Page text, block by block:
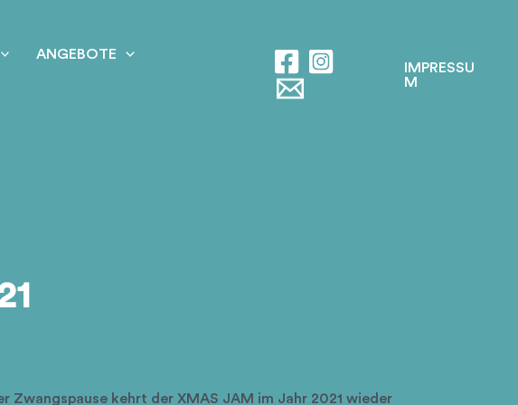
ANGEBOTE
IMPRESSU
M
Zwangspause kehrt der XMAS JAM im Jahr 2021 wieder